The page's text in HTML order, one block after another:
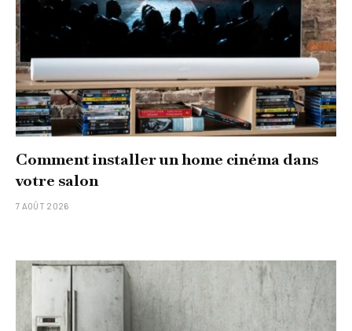
Comment installer un home cinéma dans
votre salon
7 AOÛT 2026